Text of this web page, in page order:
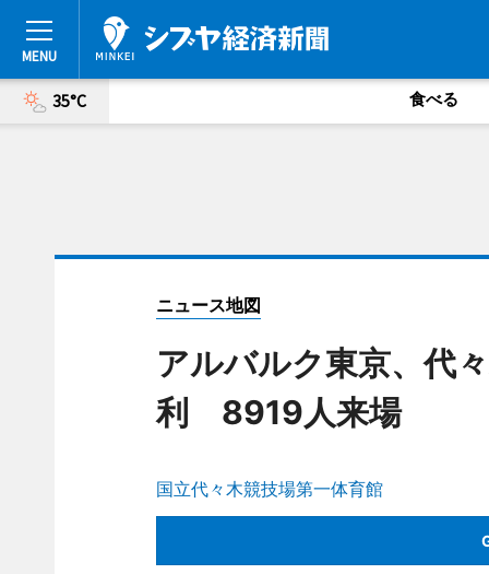
35°C 食べる
ニュース地図
アルバルク東京、代
利 8919人来場
国立代々木競技場第一体育館